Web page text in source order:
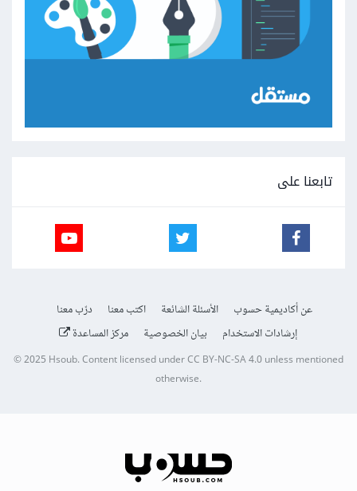
تابعنا على
عن أكاديمية حسوب الأسئلة الشائعة اكتب معنا
درّب معنا
إرشادات الاستخدام
بيان الخصوصية مركز المساعدة
© 2025Hsoub.Content licensed underCC BY-NC-SA 4.0unless mentioned
otherwise.